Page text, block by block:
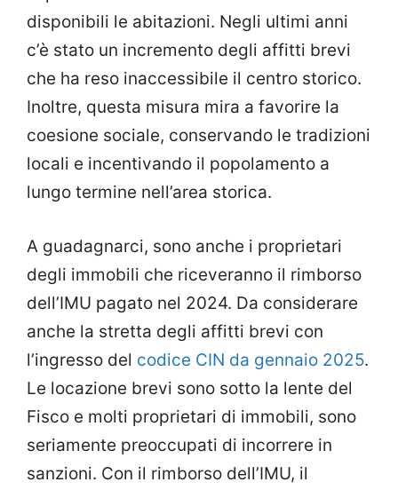
disponibili le abitazioni. Negli ultimi anni
c’è stato un incremento degli affitti brevi
che ha reso inaccessibile il centro storico.
Inoltre, questa misura mira a favorire la
coesione sociale, conservando le tradizioni
locali e incentivando il popolamento a
lungo termine nell’area storica.
A guadagnarci, sono anche i proprietari
degli immobili che riceveranno il rimborso
dell’IMU pagato nel 2024. Da considerare
anche la stretta degli affitti brevi con
l’ingresso del codice CIN da gennaio 2025.
Le locazione brevi sono sotto la lente del
Fisco e molti proprietari di immobili, sono
seriamente preoccupati di incorrere in
sanzioni. Con il rimborso dell’IMU, il